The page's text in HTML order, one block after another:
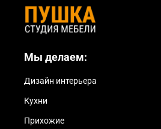
Мы делаем:
Дизайн интерьера
Кухни
Прихожие